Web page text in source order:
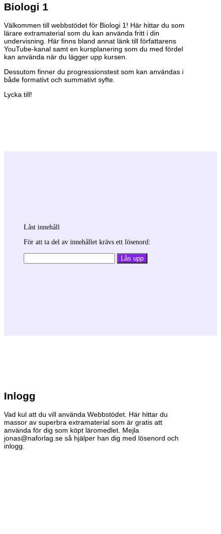
Biologi 1
Välkommen till webbstödet för Biologi 1! Här hittar du som
lärare extramaterial som du kan använda fritt i din
undervisning. Här finns bland annat länk till författarens
YouTube-kanal samt en kursplanering som du med fördel
kan använda när du lägger upp kursen.
Dessutom finner du progressionstest som kan användas i
både formativt och summativt syfte.
Lycka till!
Låst innehåll
För att ta del av innehållet krävs ett lösenord:
Inlogg
Vad kul att du vill använda Webbstödet. Här hittar du
massor av superbra extramaterial som är gratis att
använda för dig som köpt läromedlet. Mejla
jonas@naforlag.se så hjälper han dig med lösenord och
inlogg.